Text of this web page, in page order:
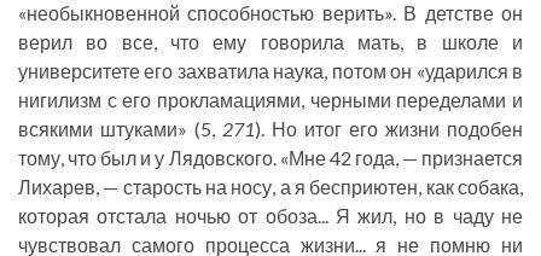
«необыкновенной способностью верить». В детстве он
верил во все, что ему говорила мать, в школе и
университете его захватила наука, потом он «ударился в
нигилизм с его прокламациями, черными переделами и
всякими штуками» (5, 271). Но итог его жизни подобен
тому, что был и у Лядовского. «Мне 42 года, — признается
Лихарев, — старость на носу, а я бесприютен, как собака,
которая отстала ночью от обоза... Я жил, но в чаду не
чувствовал самого процесса жизни... я не помню ни